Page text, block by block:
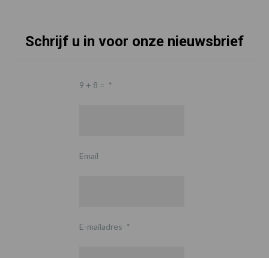
Schrijf u in voor onze nieuwsbrief
9 + 8 = *
Email
E-mailadres *